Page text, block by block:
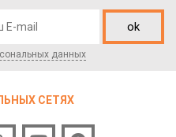
ok
данных
СЕТЯХ